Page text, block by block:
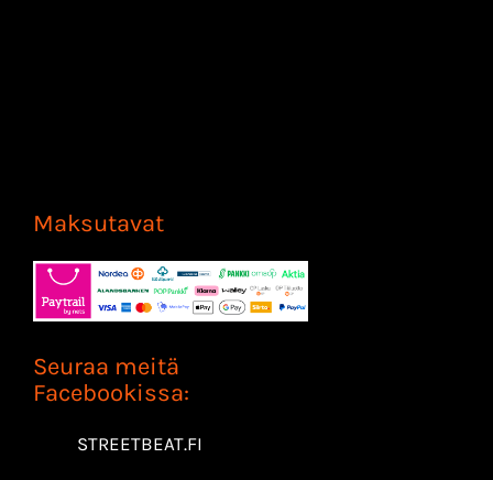
Maksutavat
Seuraa meitä
Facebookissa:
STREETBEAT.FI